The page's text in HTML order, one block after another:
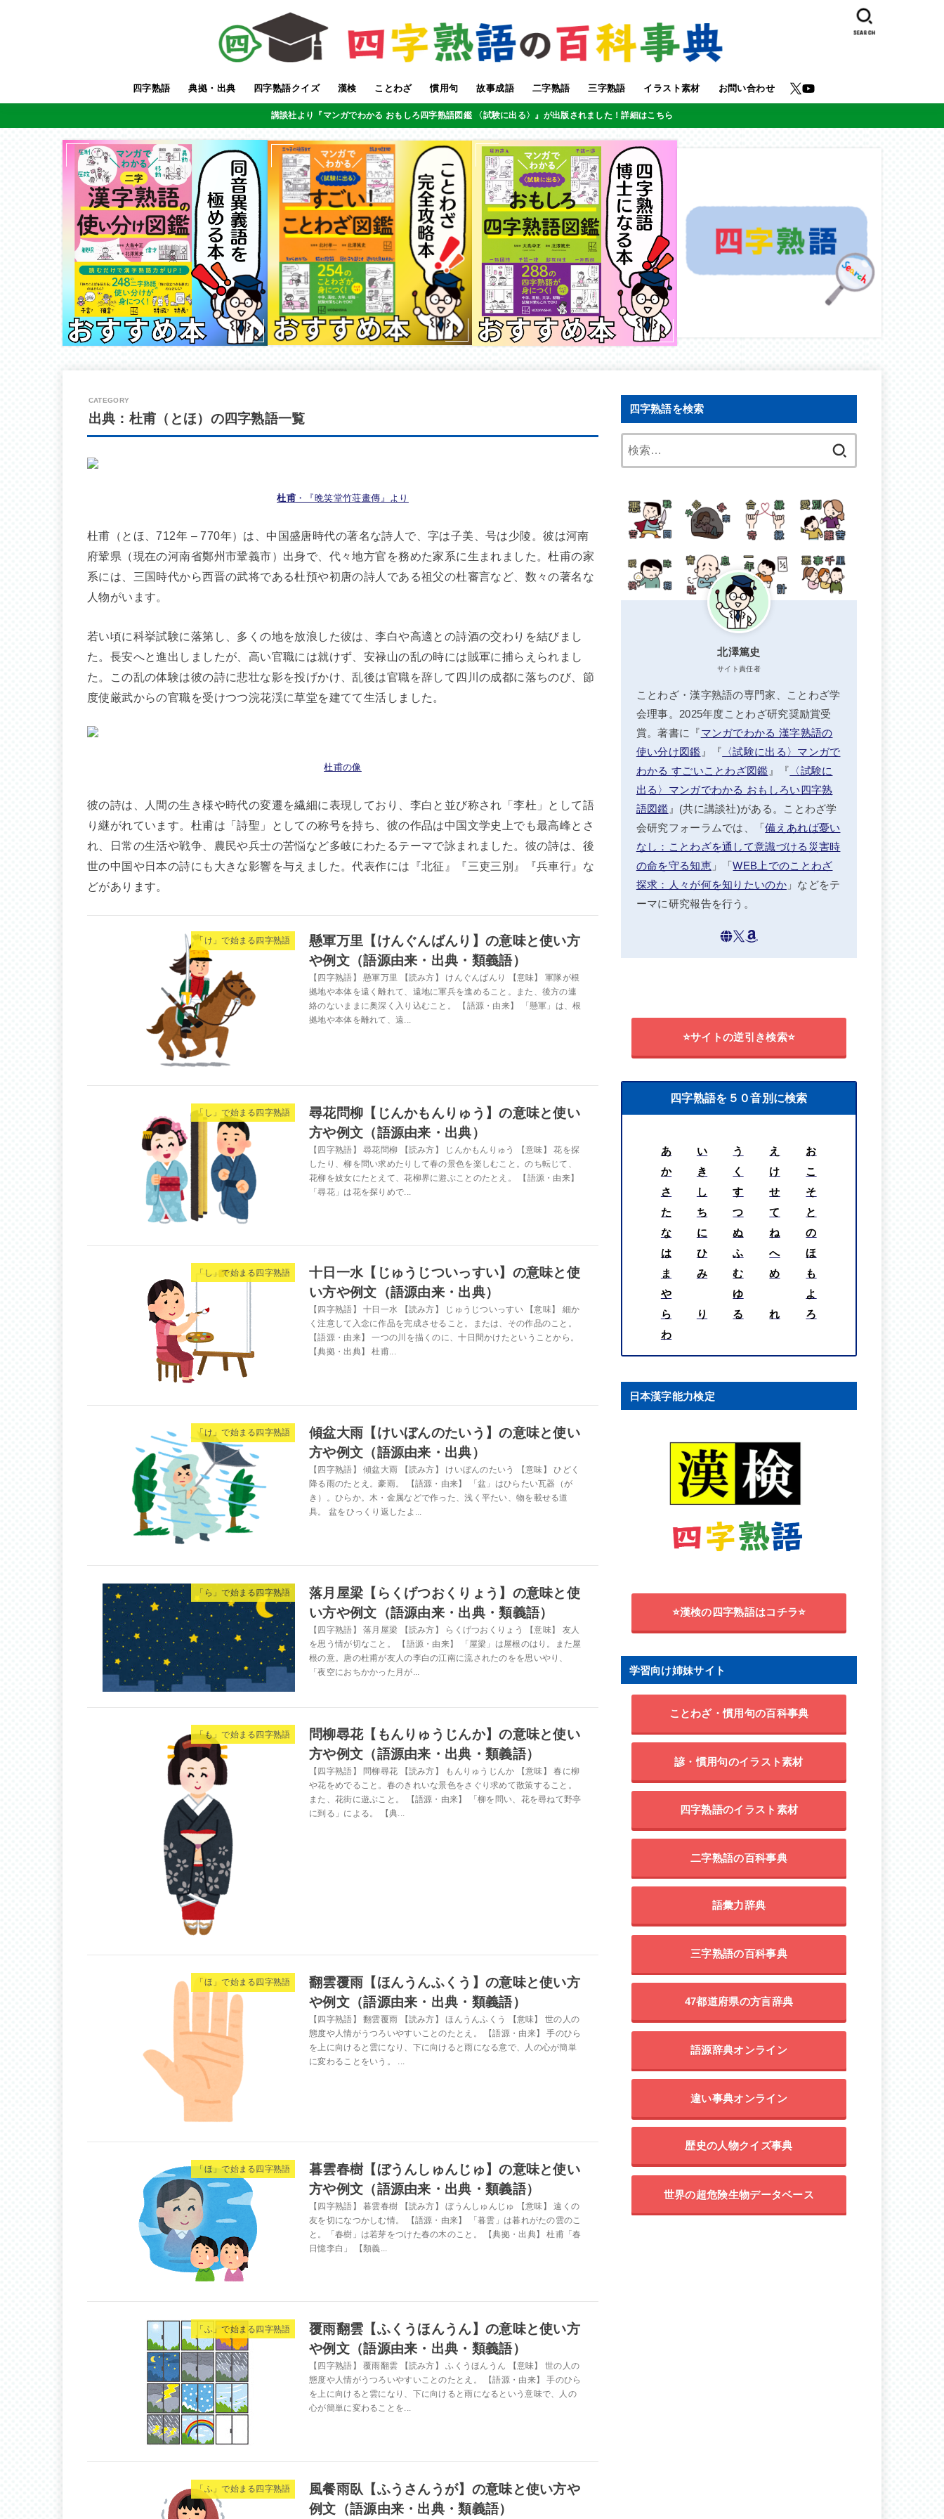
四字熟語 典拠・出典 四字熟語クイズ 漢検 ことわざ 慣用句 故事成語 二字熟語 三字熟語 イラスト素材 お問い合わせ
SEARCH
講談社より『マンガでわかる おもしろ四字熟語図鑑 〈試験に出る〉』が出版されました！詳細はこちら
出典：杜甫（とほ）の四字熟語一覧
杜甫・『晩笑堂竹荘畫傳』より
杜甫（とほ、712年 – 770年）は、中国盛唐時代の著名な詩人で、字は子美、号は少陵。彼は河南
府鞏県（現在の河南省鄭州市鞏義市）出身で、代々地方官を務めた家系に生まれました。杜甫の家
系には、三国時代から西晋の武将である杜預や初唐の詩人である祖父の杜審言など、数々の著名な
人物がいます。
若い頃に科挙試験に落第し、多くの地を放浪した彼は、李白や高適との詩酒の交わりを結びまし
た。長安へと進出しましたが、高い官職には就けず、安禄山の乱の時には賊軍に捕らえられまし
た。この乱の体験は彼の詩に悲壮な影を投げかけ、乱後は官職を辞して四川の成都に落ちのび、節
度使厳武からの官職を受けつつ浣花渓に草堂を建てて生活しました。
杜甫の像
彼の詩は、人間の生き様や時代の変遷を繊細に表現しており、李白と並び称され「李杜」として語
り継がれています。杜甫は「詩聖」としての称号を持ち、彼の作品は中国文学史上でも最高峰とさ
れ、日常の生活や戦争、農民や兵士の苦悩など多岐にわたるテーマで詠まれました。彼の詩は、後
世の中国や日本の詩にも大きな影響を与えました。代表作には『北征』『三吏三別』『兵車行』な
どがあります。
「け」で始まる四字熟語
懸軍万里【けんぐんばんり】の意味と使い方
や例文（語源由来・出典・類義語）
【四字熟語】 懸軍万里 【読み方】 けんぐんばんり 【意味】 軍隊が根
拠地や本体を遠く離れて、遠地に軍兵を進めること。また、後方の連
絡のないままに奥深く入り込むこと。 【語源・由来】 「懸軍」は、根
拠地や本体を離れて、遠...
「し」で始まる四字熟語
尋花問柳【じんかもんりゅう】の意味と使い
方や例文（語源由来・出典）
【四字熟語】 尋花問柳 【読み方】 じんかもんりゅう 【意味】 花を探
したり、柳を問い求めたりして春の景色を楽しむこと。のち転じて、
花柳を妓女にたとえて、花柳界に遊ぶことのたとえ。 【語源・由来】
「尋花」は花を探りめで...
「し」で始まる四字熟語
十日一水【じゅうじついっすい】の意味と使
い方や例文（語源由来・出典）
【四字熟語】 十日一水 【読み方】 じゅうじついっすい 【意味】 細か
く注意して入念に作品を完成させること。または、その作品のこと。
【語源・由来】 一つの川を描くのに、十日間かけたということから。
【典拠・出典】 杜甫...
「け」で始まる四字熟語
傾盆大雨【けいぼんのたいう】の意味と使い
方や例文（語源由来・出典）
【四字熟語】 傾盆大雨 【読み方】 けいぼんのたいう 【意味】 ひどく
降る雨のたとえ。豪雨。 【語源・由来】 「盆」はひらたい瓦器（が
き）。ひらか。木・金属などで作った、浅く平たい、物を載せる道
具。 盆をひっくり返したよ...
「ら」で始まる四字熟語
落月屋梁【らくげつおくりょう】の意味と使
い方や例文（語源由来・出典・類義語）
【四字熟語】 落月屋梁 【読み方】 らくげつおくりょう 【意味】 友人
を思う情が切なこと。 【語源・由来】 「屋梁」は屋根のはり。また屋
根の意。唐の杜甫が友人の李白の江南に流されたのをを思いやり、
「夜空におちかかった月が...
「も」で始まる四字熟語
問柳尋花【もんりゅうじんか】の意味と使い
方や例文（語源由来・出典・類義語）
【四字熟語】 問柳尋花 【読み方】 もんりゅうじんか 【意味】 春に柳
や花をめでること。春のきれいな景色をさぐり求めて散策すること。
また、花街に遊ぶこと。 【語源・由来】 「柳を問い、花を尋ねて野亭
に到る」による。 【典...
「ほ」で始まる四字熟語
翻雲覆雨【ほんうんふくう】の意味と使い方
や例文（語源由来・出典・類義語）
【四字熟語】 翻雲覆雨 【読み方】 ほんうんふくう 【意味】 世の人の
態度や人情がうつろいやすいことのたとえ。 【語源・由来】 手のひら
を上に向けると雲になり、下に向けると雨になる意で、人の心が簡単
に変わることをいう。 ...
「ほ」で始まる四字熟語
暮雲春樹【ぼうんしゅんじゅ】の意味と使い
方や例文（語源由来・出典・類義語）
【四字熟語】 暮雲春樹 【読み方】 ぼうんしゅんじゅ 【意味】 遠くの
友を切になつかしむ情。 【語源・由来】 「暮雲」は暮れがたの雲のこ
と。「春樹」は若芽をつけた春の木のこと。 【典拠・出典】 杜甫「春
日憶李白」 【類義...
「ふ」で始まる四字熟語
覆雨翻雲【ふくうほんうん】の意味と使い方
や例文（語源由来・出典・類義語）
【四字熟語】 覆雨翻雲 【読み方】 ふくうほんうん 【意味】 世の人の
態度や人情がうつろいやすいことのたとえ。 【語源・由来】 手のひら
を上に向けると雲になり、下に向けると雨になるという意味で、人の
心が簡単に変わることを...
「ふ」で始まる四字熟語
風餐雨臥【ふうさんうが】の意味と使い方や
例文（語源由来・出典・類義語）
四字熟語を検索
北澤篤史
サイト責任者
ことわざ・漢字熟語の専門家、ことわざ学
会理事。2025年度ことわざ研究奨励賞受
賞。著書に『マンガでわかる 漢字熟語の
使い分け図鑑 』『 〈試験に出る〉マンガで
わかる すごいことわざ図鑑 』『 〈試験に
出る〉マンガでわかる おもしろい四字熟
語図鑑 』(共に講談社)がある。ことわざ学
会研究フォーラムでは、「備えあれば憂い
なし：ことわざを通して意識づける災害時
の命を守る知恵」「WEB上でのことわざ
探求：人々が何を知りたいのか」などをテ
ーマに研究報告を行う。
⭐サイトの逆引き検索⭐
四字熟語を５０音別に検索
あ い う え
お
か
き く け
こ
さ
し す せ
そ
た
ち つ て
と
な
に ぬ ね
の
は
ひ ふ へ
ほ
ま
み む め
も
や
ゆ
よ
ら
り る れ
ろ
わ
日本漢字能力検定
⭐漢検の四字熟語はコチラ⭐
学習向け姉妹サイト
ことわざ・慣用句の百科事典
諺・慣用句のイラスト素材
四字熟語のイラスト素材
二字熟語の百科事典
語彙力辞典
三字熟語の百科事典
47都道府県の方言辞典
語源辞典オンライン
違い事典オンライン
歴史の人物クイズ事典
世界の超危険生物データベース